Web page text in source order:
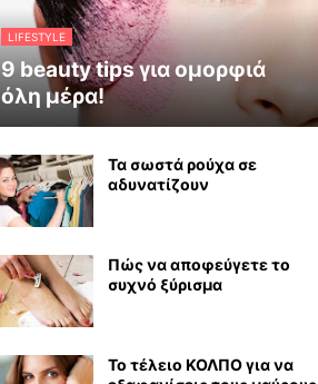
LIFESTYLE
9 beauty tips για ομορφιά
όλη μέρα!
Τα σωστά ρούχα σε
αδυνατίζουν
Πώς να αποφεύγετε το
συχνό ξύρισμα
Το τέλειο ΚΟΛΠΟ για να